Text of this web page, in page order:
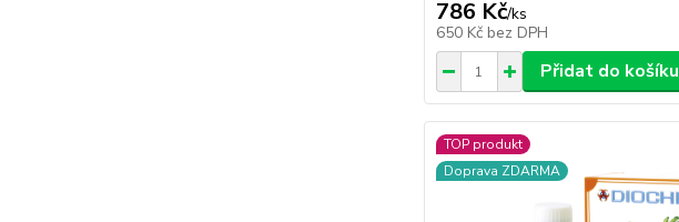
786 Kč/ks
650 Kč bez DPH
Přidat do košíku
TOP produkt
Doprava ZDARMA